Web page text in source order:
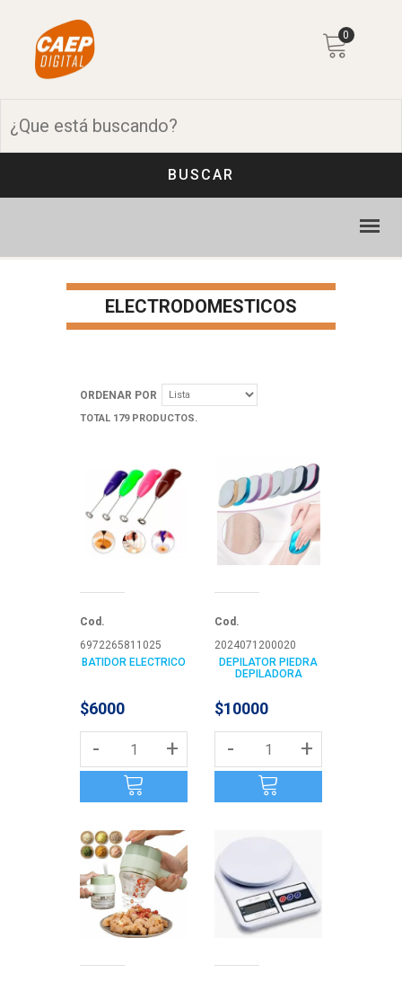
0
BUSCAR
ELECTRODOMESTICOS
ORDENAR POR
TOTAL 179 PRODUCTOS.
Cod.
6972265811025
BATIDOR ELECTRICO
$6000
- +
Cod.
2024071200020
DEPILATOR PIEDRA
DEPILADORA
$10000
- +